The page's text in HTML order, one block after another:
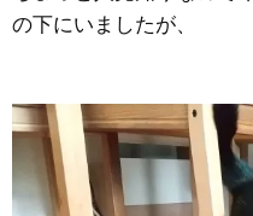
の下にいましたが、